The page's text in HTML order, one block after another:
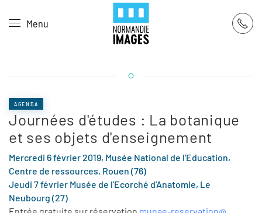
Skip to main content
Menu
AGENDA
Journées d'études : La botanique
et ses objets d'enseignement
Mercredi 6 février 2019, Musée National de l'Education,
Centre de ressources, Rouen (76)
Jeudi 7 février Musée de l'Ecorché d'Anatomie, Le
Neubourg (27)
Panneau de gestion des cookies